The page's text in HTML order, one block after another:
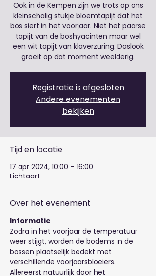
Ook in de Kempen zijn we trots op ons
kleinschalig stukje bloemtapijt dat het
bos siert in het voorjaar. Niet het paarse
tapijt van de boshyacinten maar wel
een wit tapijt van klaverzuring. Daslook
Registratie is afgesloten
Andere evenementen
bekijken
Tijd en locatie
17 apr 2024, 10:00 – 16:00
Lichtaart
Over het evenement
Informatie
Zodra in het voorjaar de temperatuur
weer stijgt, worden de bodems in de
bossen plaatselijk bedekt met
verschillende voorjaarsbloeiers.
Allereerst natuurlijk door het